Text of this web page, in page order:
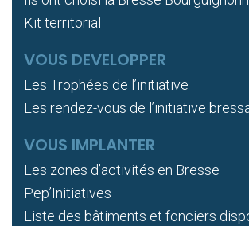
Kit territorial
VOUS DEVELOPPER
Les Trophées de l’initiative
Les rendez-vous de l’initiative
VOUS IMPLANTER
Les zones d’activités en Bresse
Pep’Initiatives
Liste des bâtiments et fonciers